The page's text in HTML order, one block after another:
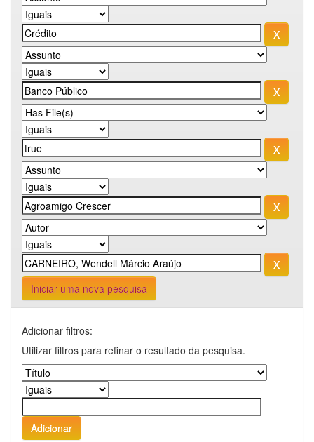
Iniciar uma nova pesquisa
Adicionar filtros:
Utilizar filtros para refinar o resultado da pesquisa.